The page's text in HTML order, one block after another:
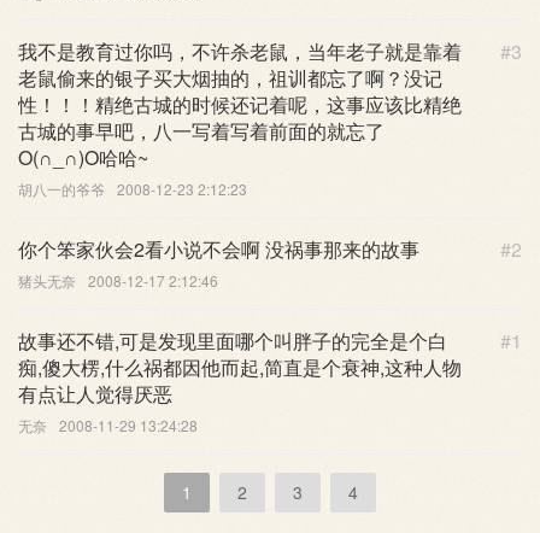
#3
我不是教育过你吗，不许杀老鼠，当年老子就是靠着
老鼠偷来的银子买大烟抽的，祖训都忘了啊？没记
性！！！精绝古城的时候还记着呢，这事应该比精绝
古城的事早吧，八一写着写着前面的就忘了
O(∩_∩)O哈哈~
胡八一的爷爷 2008-12-23 2:12:23
#2
你个笨家伙会2看小说不会啊 没祸事那来的故事
猪头无奈 2008-12-17 2:12:46
#1
故事还不错,可是发现里面哪个叫胖子的完全是个白
痴,傻大楞,什么祸都因他而起,简直是个衰神,这种人物
有点让人觉得厌恶
无奈 2008-11-29 13:24:28
1 2 3 4